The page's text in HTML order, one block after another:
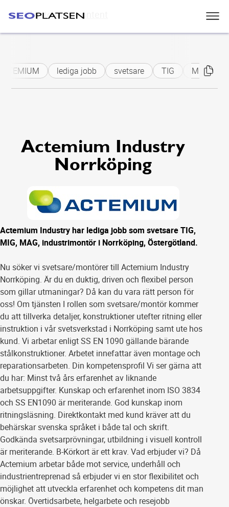
Skip to main content
lediga jobb svetsare TIG MIG
Actemium Industry
Norrköping
Actemium Industry har lediga jobb som svetsare TIG,
MIG, MAG, industrimontör i Norrköping, Östergötland.
Nu söker vi svetsare/montörer till Actemium Industry
Norrköping. Är du en duktig, driven och flexibel person
som gillar utmaningar? Då kan du vara rätt person för
oss! Om tjänsten I rollen som svetsare/montör kommer
du att tillverka detaljer, konstruktioner utefter ritning eller
instruktion i vår svetsverkstad i Norrköping samt ute hos
kund. Vi arbetar enligt SS EN 1090 gällande bärande
stålkonstruktioner. Arbetet innefattar även montage och
reparationsarbeten. Din kompetensprofil Vi ser gärna att
du har: Minst två års erfarenhet av liknande
arbetsuppgifter. Kunskap och erfarenhet inom ISO 3834
och SS EN1090 är meriterande. God kunskap inom
ritningsläsning. Direktkontakt med kund kräver att du
behärskar svenska språket i både tal och skrift.
Godkända svetsarprövningar, utbildning i visuell kontroll
är meriterande. B-Körkort är ett krav. Vad erbjuder vi? Då
Actemium arbetar både mot service, underhåll och
industrientreprenad så erbjuder vi en stor flexibilitet och
möjlighet att utveckla erfarenhet och kompetens dit man
önskar. Övertidsarbete, helgarbete och resejobb